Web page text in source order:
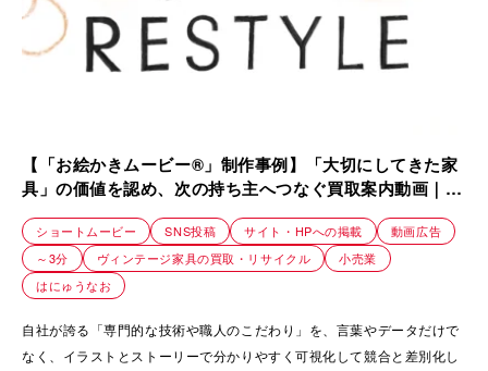
【「お絵かきムービー®」制作事例】「大切にしてきた家
具」の価値を認め、次の持ち主へつなぐ買取案内動画｜株
式会社 Loop
ショートムービー SNS投稿 サイト・HPへの掲載
動画広告
～3分
ヴィンテージ家具の買取・リサイクル
小売業
はにゅうなお
自社が誇る「専門的な技術や職人のこだわり」を、言葉やデータだけで
なく、イラストとストーリーで分かりやすく可視化して競合と差別化し